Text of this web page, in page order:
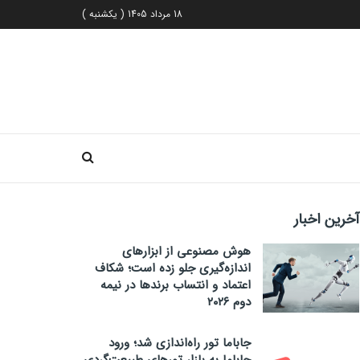
18 مرداد 1405 ( یکشنبه )
آخرین اخبار
هوش مصنوعی از ابزارهای
اندازه‌گیری جلو زده است؛ شکاف
اعتماد و انتساب برندها در نیمه
دوم ۲۰۲۶
جاباما تور راه‌اندازی شد؛ ورود